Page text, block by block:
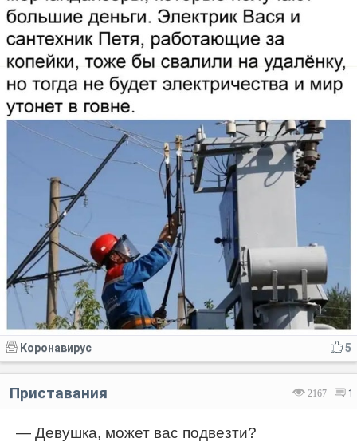
5
Коронавирус
2167 1
Приставания
— Девушка, может вас подвезти?